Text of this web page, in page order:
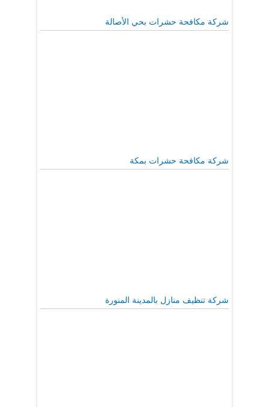
شركة مكافحة حشرات بحي الأصالة
شركة مكافحة حشرات بمكة
شركة تنظيف منازل بالمدينة المنورة